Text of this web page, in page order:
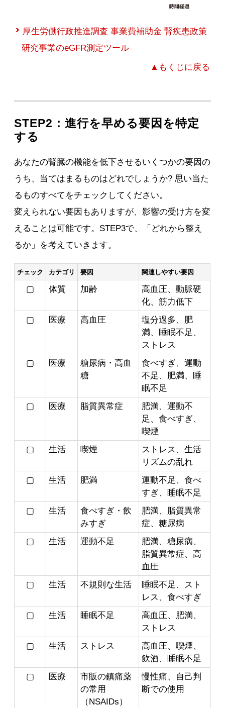
厚生労働行政推進調査 事業費補助金 腎疾患政策
研究事業のeGFR測定ツール
▲もくじに戻る
STEP2：進行を早める要因を特定
する
あなたの腎臓の機能を低下させるいくつかの要因の
うち、当てはまるものはどれでしょうか? 思い当た
るものすべてをチェックしてください。
変えられない要因もありますが、影響の受け方を変
えることは可能です。STEP3で、「どれから整え
るか」を考えていきます。
チェック カテゴリ 要因 関連しやすい要因
▢ 体質 加齢
高血圧、動脈硬
化、筋力低下
▢
医療 高血圧
塩分過多、肥
満、睡眠不足、
ストレス
▢
医療
糖尿病・高血
糖
食べすぎ、運動
不足、肥満、睡
眠不足
▢
医療 脂質異常症
肥満、運動不
足、食べすぎ、
喫煙
▢
生活 喫煙
ストレス、生活
リズムの乱れ
▢
生活 肥満
運動不足、食べ
すぎ、睡眠不足
▢
生活
食べすぎ・飲
みすぎ
肥満、脂質異常
症、糖尿病
▢
生活 運動不足
肥満、糖尿病、
脂質異常症、高
血圧
▢
生活 不規則な生活
睡眠不足、スト
レス、食べすぎ
▢
生活 睡眠不足
高血圧、肥満、
ストレス
▢
生活 ストレス
高血圧、喫煙、
飲酒、睡眠不足
▢
医療
市販の鎮痛薬
の常用
（NSAIDs）
慢性痛、自己判
断での使用